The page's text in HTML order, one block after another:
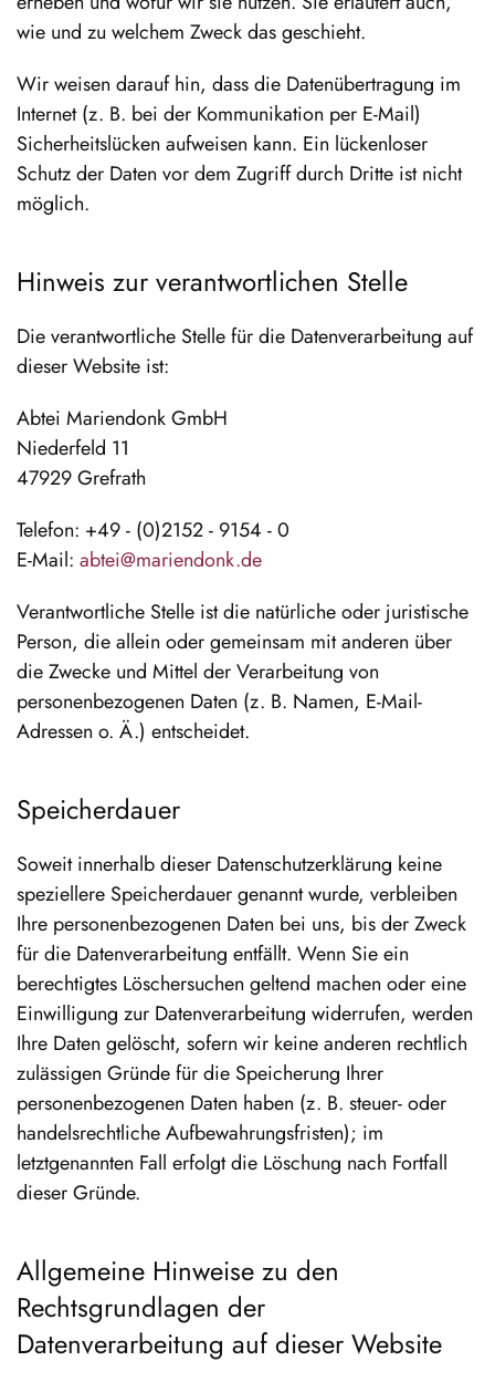
wie und zu welchem Zweck das geschieht.
Wir weisen darauf hin, dass die Datenübertragung im
Internet (z. B. bei der Kommunikation per E-Mail)
Sicherheitslücken aufweisen kann. Ein lückenloser
Schutz der Daten vor dem Zugriff durch Dritte ist nicht
möglich.
Hinweis zur verantwortlichen Stelle
Die verantwortliche Stelle für die Datenverarbeitung auf
dieser Website ist:
Abtei Mariendonk GmbH
Niederfeld 11
47929 Grefrath
Telefon: +49 - (0)2152 - 9154 - 0
E-Mail: abtei@mariendonk.de
Verantwortliche Stelle ist die natürliche oder juristische
Person, die allein oder gemeinsam mit anderen über
die Zwecke und Mittel der Verarbeitung von
personenbezogenen Daten (z. B. Namen, E-Mail-
Adressen o. Ä.) entscheidet.
Speicherdauer
Soweit innerhalb dieser Datenschutzerklärung keine
speziellere Speicherdauer genannt wurde, verbleiben
Ihre personenbezogenen Daten bei uns, bis der Zweck
für die Datenverarbeitung entfällt. Wenn Sie ein
berechtigtes Löschersuchen geltend machen oder eine
Einwilligung zur Datenverarbeitung widerrufen, werden
Ihre Daten gelöscht, sofern wir keine anderen rechtlich
zulässigen Gründe für die Speicherung Ihrer
personenbezogenen Daten haben (z. B. steuer- oder
handelsrechtliche Aufbewahrungsfristen); im
letztgenannten Fall erfolgt die Löschung nach Fortfall
dieser Gründe.
Allgemeine Hinweise zu den
Rechtsgrundlagen der
Datenverarbeitung auf dieser Website